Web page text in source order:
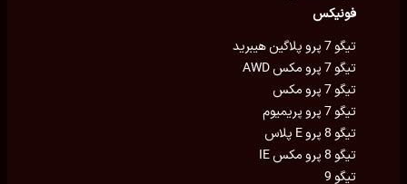
فونیکس
تیگو 7 پرو پلاگین هیبرید
تیگو 7 پرو مکس AWD
تیگو 7 پرو مکس
تیگو 7 پرو پریمیوم
تیگو 8 پرو E پلاس
تیگو 8 پرو مکس IE
تیگو 9